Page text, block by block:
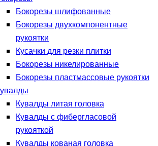
Бокорезы шлифованные
Бокорезы двухкомпонентные
рукоятки
Кусачки для резки плитки
Бокорезы никелированные
Бокорезы пластмассовые рукоятки
Кувалды литая головка
Кувалды с фибергласовой
рукояткой